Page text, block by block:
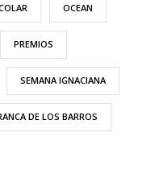
OCEAN
PREMIOS
SEMANA IGNACIANA
DE LOS BARROS